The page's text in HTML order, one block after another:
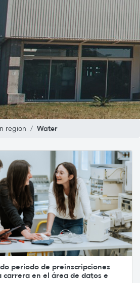
region Water
período de preinscripciones
carrera en el área de datos e